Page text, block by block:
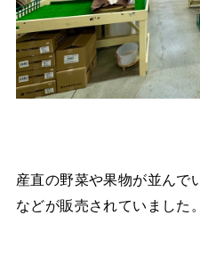
産直の野菜や果物が並んで
などが販売されていました。